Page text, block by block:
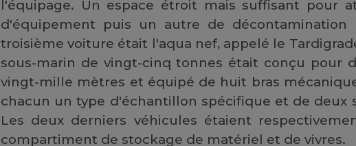
l'équipage. Un espace étroit mais suffisant pour
d'équipement puis un autre de décontamination
troisième voiture était l'aqua nef, appelé le
sous-marin de vingt-cinq tonnes était conçu pour
vingt-mille mètres et équipé de huit bras
chacun un type d'échantillon spécifique et de deux
Les deux derniers véhicules étaient
compartiment de stockage de matériel et de vivres.